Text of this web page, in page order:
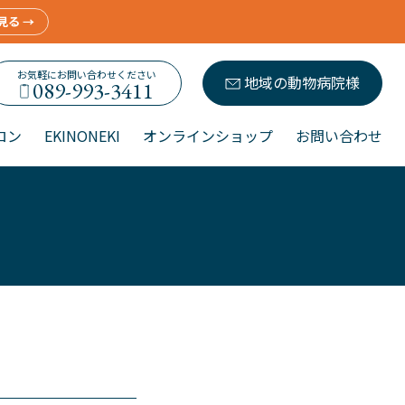
る →
お気軽にお問い合わせください
089-993-3411 地域の動物病院様
ン EKINONEKI オンラインショップ お問い合わせ